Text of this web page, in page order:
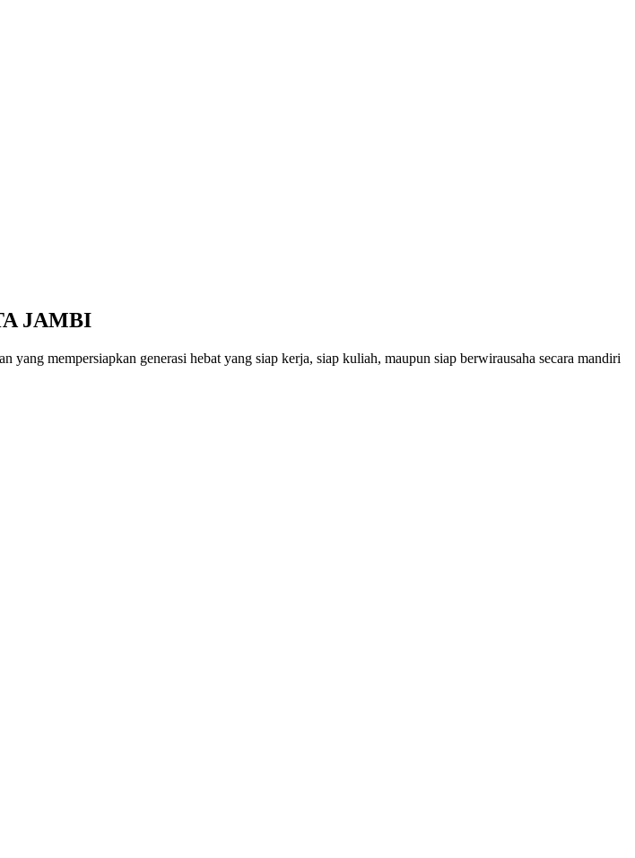
JAMBI
yang mempersiapkan generasi hebat yang siap kerja, siap kuliah, maupun siap berwirausaha secara mandiri